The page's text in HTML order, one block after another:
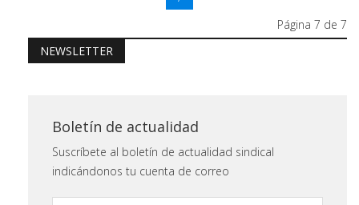
Página 7 de 7
NEWSLETTER
Boletín de actualidad
Suscríbete al boletín de actualidad sindical
indicándonos tu cuenta de correo